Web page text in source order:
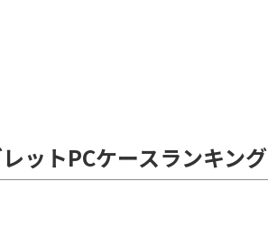
ットPCケースランキング